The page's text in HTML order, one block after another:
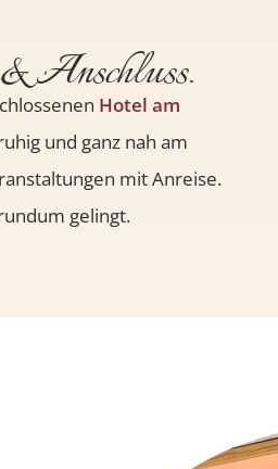
Anschluss.
Hotel am
und ganz nah am
mit Anreise.
gelingt.